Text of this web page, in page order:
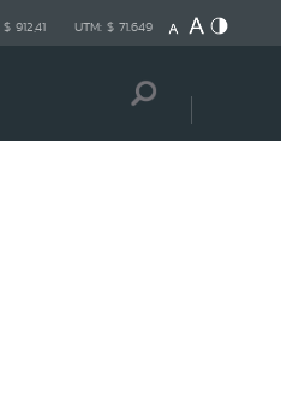
$ 912,41 UTM: $ 71.649